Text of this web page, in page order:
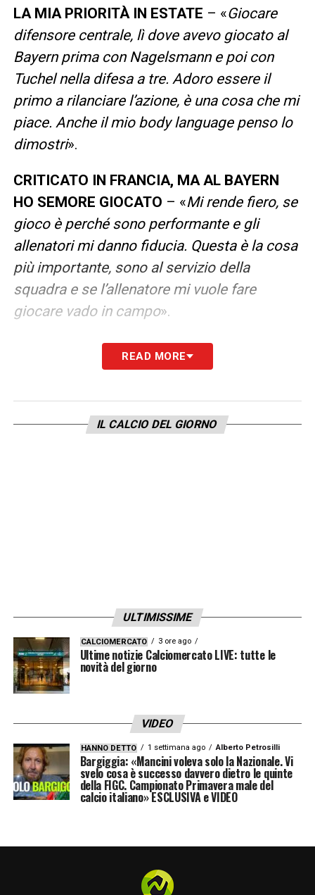
LA MIA PRIORITÀ IN ESTATE – «Giocare
difensore centrale, lì dove avevo giocato al
Bayern prima con Nagelsmann e poi con
Tuchel nella difesa a tre. Adoro essere il
primo a rilanciare l’azione, è una cosa che mi
piace. Anche il mio body language penso lo
dimostri».
CRITICATO IN FRANCIA, MA AL BAYERN
HO SEMORE GIOCATO – «Mi rende fiero, se
gioco è perché sono performante e gli
allenatori mi danno fiducia. Questa è la cosa
più importante, sono al servizio della
squadra e se l’allenatore mi vuole fare
giocare vado in campo».
COMAN NON HA CAPITO LA MIA SCELTA
DI ANDARE ALL’INTER?– «So che il Bayern
giocatore che sono adesso anche grazie ai
miei compagni francesi. Ma l’Inter è un club
READ MORE
IL CALCIO DEL GIORNO
ULTIMISSIME
CALCIOMERCATO 3 ore ago
Ultime notizie Calciomercato LIVE: tutte le
novità del giorno
VIDEO
HANNO DETTO 1 settimana ago Alberto Petrosilli
Bargiggia: «Mancini voleva solo la Nazionale. Vi
svelo cosa è successo davvero dietro le quinte
della FIGC. Campionato Primavera male del
calcio italiano» ESCLUSIVA e VIDEO